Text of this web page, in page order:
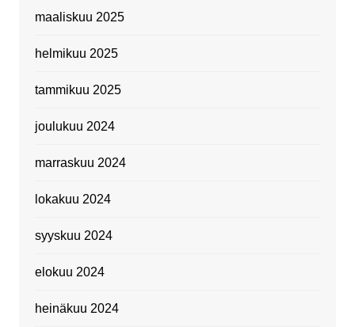
maaliskuu 2025
helmikuu 2025
tammikuu 2025
joulukuu 2024
marraskuu 2024
lokakuu 2024
syyskuu 2024
elokuu 2024
heinäkuu 2024